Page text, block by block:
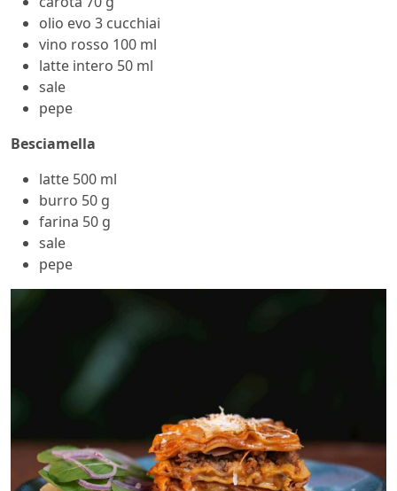
olio evo 3 cucchiai
vino rosso 100 ml
latte intero 50 ml
sale
pepe
Besciamella
latte 500 ml
burro 50 g
farina 50 g
sale
pepe